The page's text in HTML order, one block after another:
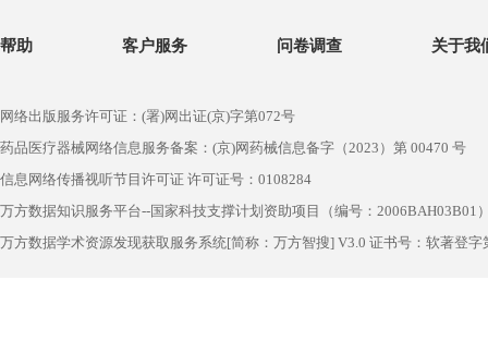
帮助 客户服务 问卷调查 关于我
网络出版服务许可证：(署)网出证(京)字第072号
药品医疗器械网络信息服务备案：(京)网药械信息备字（2023）第 00470 号
信息网络传播视听节目许可证 许可证号：0108284
万方数据知识服务平台--国家科技支撑计划资助项目（编号：2006BAH03B01
万方数据学术资源发现获取服务系统[简称：万方智搜] V3.0 证书号：软著登字